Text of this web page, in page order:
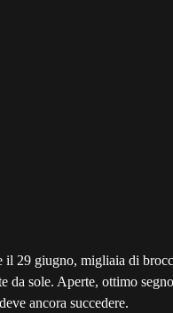
il 29 giugno, migliaia di
da sole. Aperte, ottimo
ancora succedere.